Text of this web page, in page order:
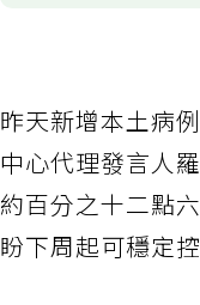
昨天新增本土病
中心代理發言人
約百分之十二點
盼下周起可穩定